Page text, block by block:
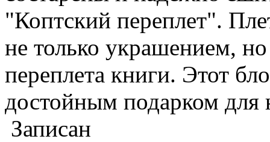
"Коптский переплет".
не только украшением,
переплета книги. Этот
достойным подарком для
Записан